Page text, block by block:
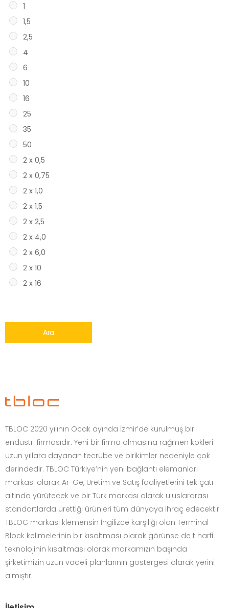
1
1,5
2,5
4
6
10
16
25
35
50
2 x 0,5
2 x 0,75
2 x 1,0
2 x 1,5
2 x 2,5
2 x 4,0
2 x 6,0
2 x 10
2 x 16
Ara
TBLOC 2020 yılının Ocak ayında İzmir’de kurulmuş bir
endüstri firmasıdır. Yeni bir firma olmasına rağmen kökleri
uzun yıllara dayanan tecrübe ve birikimler nedeniyle çok
derindedir. TBLOC Türkiye’nin yeni bağlantı elemanları
markası olarak Ar-Ge, Üretim ve Satış faaliyetlerini tek çatı
altında yürütecek ve bir Türk markası olarak uluslararası
standartlarda ürettiği ürünleri tüm dünyaya ihraç edecektir.
TBLOC markası klemensin İngilizce karşılığı olan Terminal
Block kelimelerinin bir kısaltması olarak görünse de t harfi
teknolojinin kısaltması olarak markamızın başında
şirketimizin uzun vadeli planlarının göstergesi olarak yerini
almıştır.